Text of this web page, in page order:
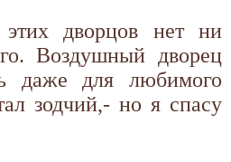
дворцов нет ни
Воздушный дворец
даже для любимого
зодчий,- но я спасу